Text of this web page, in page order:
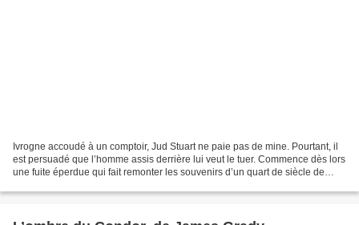
Ivrogne accoudé à un comptoir, Jud Stuart ne paie pas de mine. Pourtant, il
est persuadé que l’homme assis derrière lui veut le tuer. Commence dès lors
une fuite éperdue qui fait remonter les souvenirs d’un quart de siècle de